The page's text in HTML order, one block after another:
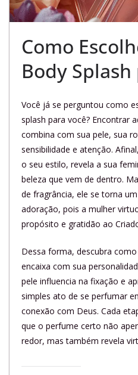
Como
Body
Você já se perguntou como
splash para você? Encontrar
combina com sua pele, sua
sensibilidade e atenção.
o seu estilo, revela a sua
beleza que vem de dentro.
de fragrância, ele se torna
adoração, pois a mulher
propósito e gratidão ao
Dessa forma, descubra
encaixa com sua
pele influencia na fixação e
simples ato de se perfumar
conexão com Deus. Cada
que o perfume certo não
redor, mas também revela